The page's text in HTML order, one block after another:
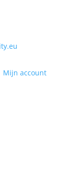
Mijn account